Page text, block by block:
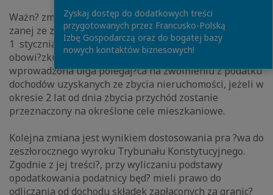
Ważn? zmian? jest likwidacja ulgi meldunkowej, zwi?
zanej ze zbyciem nieruchomości, istniej?cej od
1 stycznia 2007 r. Uzasadnia się j? m.in. zniesieniem
obowi?zku meldunkowego. W miejsce ulgi ma być
wprowadzona ulga polegaj?ca na zwolnieniu z podatku
dochodów uzyskanych ze zbycia nieruchomości, jeżeli w
okresie 2 lat od dnia zbycia przychód zostanie
przeznaczony na określone cele mieszkaniowe.
Kolejna zmiana jest wynikiem dostosowania pra ?wa do
zeszłorocznego wyroku Trybunału Konstytucyjnego.
Zgodnie z jej treści?, przy wyliczaniu podstawy
opodatkowania podatnicy będ? mieli prawo do
odliczania od dochodu składek zapłaconych za granic?
Zyskaj dostęp do dodatkowych treści
przygotowanych przez Francusko-Polską
Izbę Gospodarczą oraz do bogatej bazy
nowych kontaktów biznesowych!